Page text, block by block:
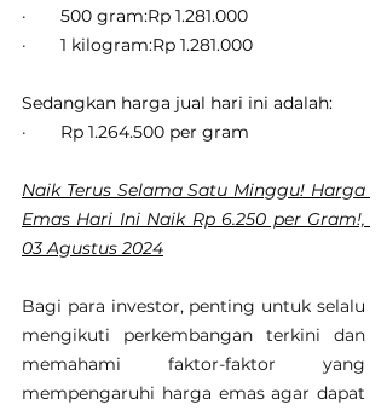
·       500 gram:Rp 1.281.000
·       1 kilogram:Rp 1.281.000
Sedangkan harga jual hari ini adalah:
·       Rp 1.264.500 per gram
Naik Terus Selama Satu Minggu! Harga
Emas Hari Ini Naik Rp 6.250 per Gram!,
03 Agustus 2024
Bagi para investor, penting untuk selalu
mengikuti perkembangan terkini dan
memahami faktor-faktor yang
mempengaruhi harga emas agar dapat